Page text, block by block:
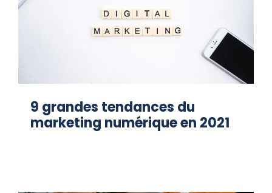
9 grandes tendances du
marketing numérique en 2021